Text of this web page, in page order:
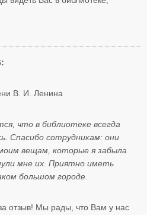
В. И. Ленина
что в библиотеке всегда
Спасибо сотрудникам: они
вещам, которые я забыла
мне их. Приятно иметь
большом городе.
отзыв! Мы рады, что Вам у нас